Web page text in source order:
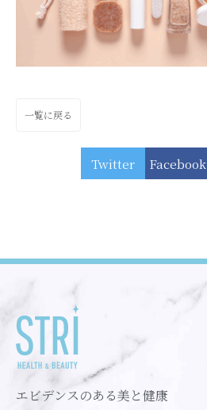
一覧に戻る
Twitter Facebook
エビデンスのある美と健康